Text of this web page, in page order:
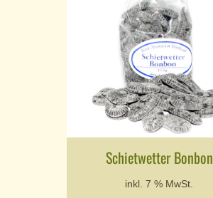
Schietwetter Bonbon
inkl. 7 % MwSt.